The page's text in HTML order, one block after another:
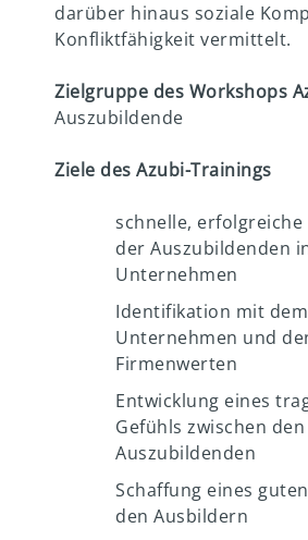
darüber hinaus soziale
Konfliktfähigkeit vermittelt.
Zielgruppe des Workshops
Auszubildende
Ziele des Azubi-Trainings
schnelle,
der Auszubildenden
Unternehmen
Identifikation mit dem
Unternehmen und
Firmenwerten
Entwicklung eines
Gefühls zwischen den
Auszubildenden
Schaffung eines
den Ausbildern